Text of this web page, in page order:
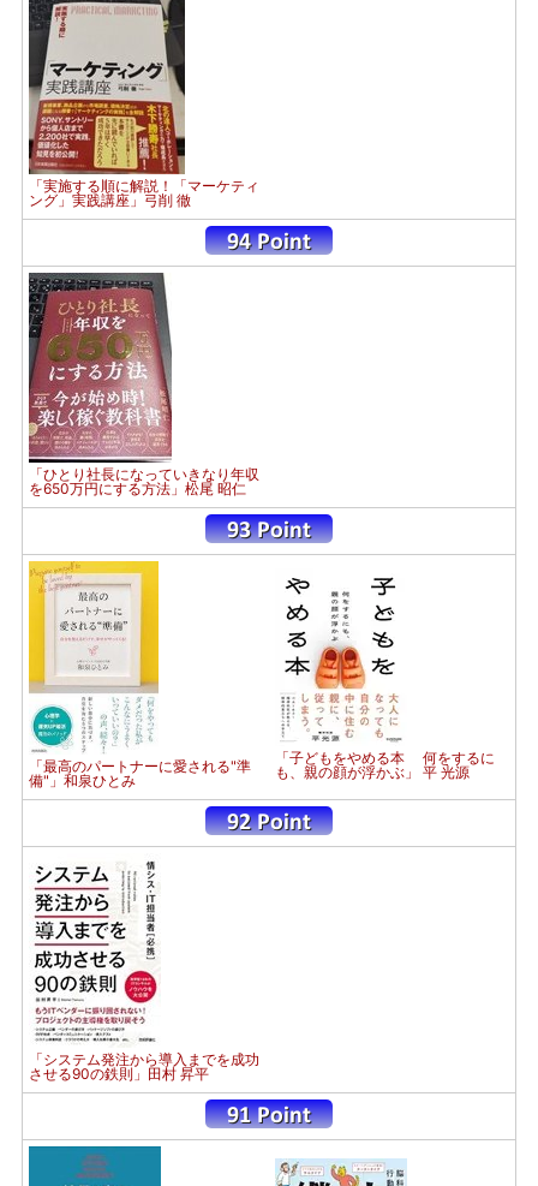
「実施する順に解説！「マーケティ
ング」実践講座」弓削 徹
「ひとり社長になっていきなり年収
を650万円にする方法」松尾 昭仁
「最高のパートナーに愛される"準
備"」和泉ひとみ
「子どもをやめる本 何をするに
も、親の顔が浮かぶ」 平 光源
「システム発注から導入までを成功
させる90の鉄則」田村 昇平